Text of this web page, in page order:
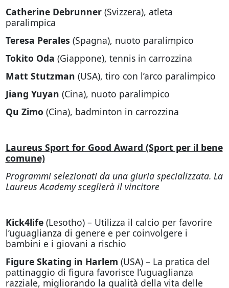
Catherine Debrunner (Svizzera), atleta
paralimpica
Teresa Perales (Spagna), nuoto paralimpico
Tokito Oda (Giappone), tennis in carrozzina
Matt Stutzman (USA), tiro con l’arco paralimpico
Jiang Yuyan (Cina), nuoto paralimpico
Qu Zimo (Cina), badminton in carrozzina
Laureus Sport for Good Award (Sport per il bene
comune)
Programmi selezionati da una giuria specializzata. La
Laureus Academy sceglierà il vincitore
Kick4life (Lesotho) – Utilizza il calcio per favorire
l’uguaglianza di genere e per coinvolgere i
bambini e i giovani a rischio
Figure Skating in Harlem (USA) – La pratica del
pattinaggio di figura favorisce l’uguaglianza
razziale, migliorando la qualità della vita delle